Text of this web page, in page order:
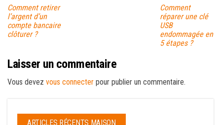
Comment retirer
l’argent d’un
compte bancaire
clôturer ?
Comment
réparer une clé
USB
endommagée en
5 étapes ?
Laisser un commentaire
Vous devez vous connecter pour publier un commentaire.
ARTICLES RÉCENTS MAISON